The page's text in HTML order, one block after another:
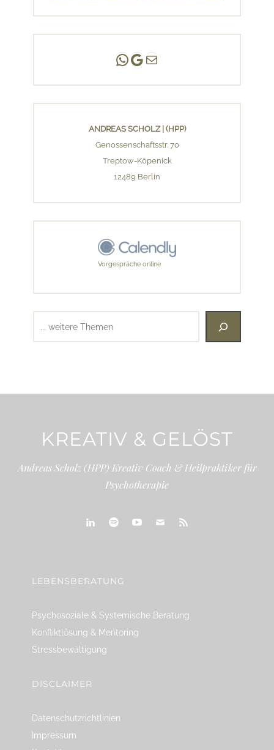
Andreas Scholz | (HPP)
Praxis Adlershof
E-Mail an mich ...
ANDREAS SCHOLZ | (HPP)
Genossenschaftsstr. 70
Treptow-Köpenick
12489 Berlin
Vorgespräche online
KREATIV & GELÖST
Andreas Scholz (HPP) Kreativ Coach & Heilpraktiker für
Psychotherapie
LEBENSBERATUNG
Psychosoziale & Systemische Beratung
Konfliktlösung & Mentoring
Stressbewältigung
DISCLAIMER
Datenschutzrichtlinien
Impressum